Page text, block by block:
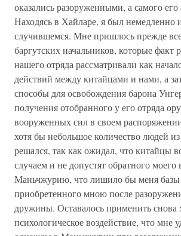
оказались разоруженными, а самого его
Находясь в Хайларе, я был немедленно
случившемся. Мне пришлось прежде
баргутских начальников, которые факт
нашего отряда рассматривали как
действий между китайцами и нами, а
способы для освобождения барона
получения отобранного у его отряда
вооруженных сил в своем
хотя бы небольшое количество людей
решался, так как ожидал, что китайцы
случаем и не допустят обратного моего
Маньчжурию, что лишило бы меня
приобретенного мною после
дружины. Оставалось применить снова
психологическое воздействие, что мне